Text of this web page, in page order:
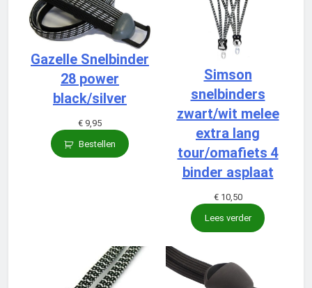
Gazelle Snelbinder
28 power
black/silver
€ 9,95
Bestellen
Simson
snelbinders
zwart/wit melee
extra lang
tour/omafiets 4
binder asplaat
€10,50
Lees verder